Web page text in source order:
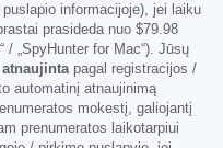
informacijoje), jei laiku
prasideda nuo $79.98
/ „SpyHunter for Mac“). Jūsų
pagal registracijos /
automatinį atnaujinimą
mokestį, galiojantį
prenumeratos laikotarpiui